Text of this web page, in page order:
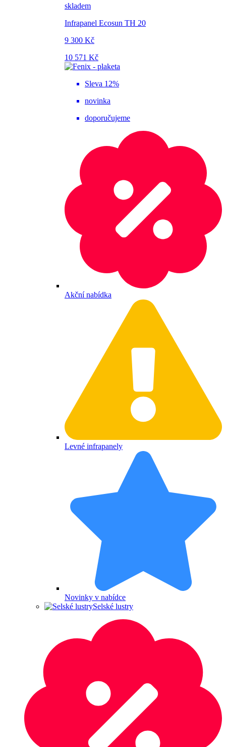
skladem
Infrapanel Ecosun TH 20
9 300 Kč
10 571 Kč
Sleva 12%
novinka
doporučujeme
Akční nabídka
Levné infrapanely
Novinky v nabídce
Selské lustry